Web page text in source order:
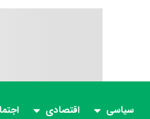
سیاسی اقتصادی